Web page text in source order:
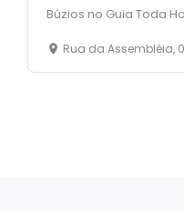
Búzios no Guia Toda
Rua da Assembléia, 03 - Rasa -